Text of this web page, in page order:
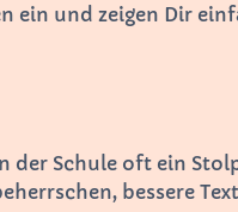
ein und zeigen Dir
der Schule oft ein
bessere